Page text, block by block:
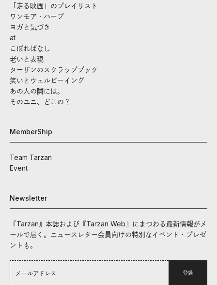
「走る映画」のプレイリスト
ワンモア・ハーブ
ヨガと気づき
at
こぼればなし
老いと表現
ターザンのスクラップブック
笑いとウェルビーイング
あの人の隣には。
そのユニ、どこの？
MemberShip
Team Tarzan
Event
Newsletter
『Tarzan』本誌および『Tarzan Web』にまつわる最新情報がメ
ールで届く。ニュースレター会員向けの特別なイベント・プレゼ
ントも。
登録